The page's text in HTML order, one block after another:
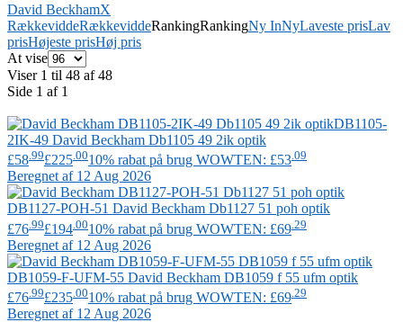
David BeckhamX
RækkeviddeRækkeviddeRankingRankingNy InNyLaveste prisLav
prisHøjeste prisHøj pris
At vise
Viser 1 til 48 af 48
Side 1 af 1
DB1105-
2IK-49 David Beckham Db1105 49 2ik optik
£58 .99£225 .0010% rabat på brug WOWTEN: £53 .09
Beregnet af 12 Aug 2026
DB1127-POH-51 David Beckham Db1127 51 poh optik
£76 .99£194 .0010% rabat på brug WOWTEN: £69 .29
Beregnet af 12 Aug 2026
DB1059-F-UFM-55 David Beckham DB1059 f 55 ufm optik
£76 .99£235 .0010% rabat på brug WOWTEN: £69 .29
Beregnet af 12 Aug 2026